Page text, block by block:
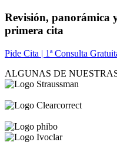
Revisión, panorámica
primera cita
Pide Cita | 1ª Consulta
ALGUNAS DE